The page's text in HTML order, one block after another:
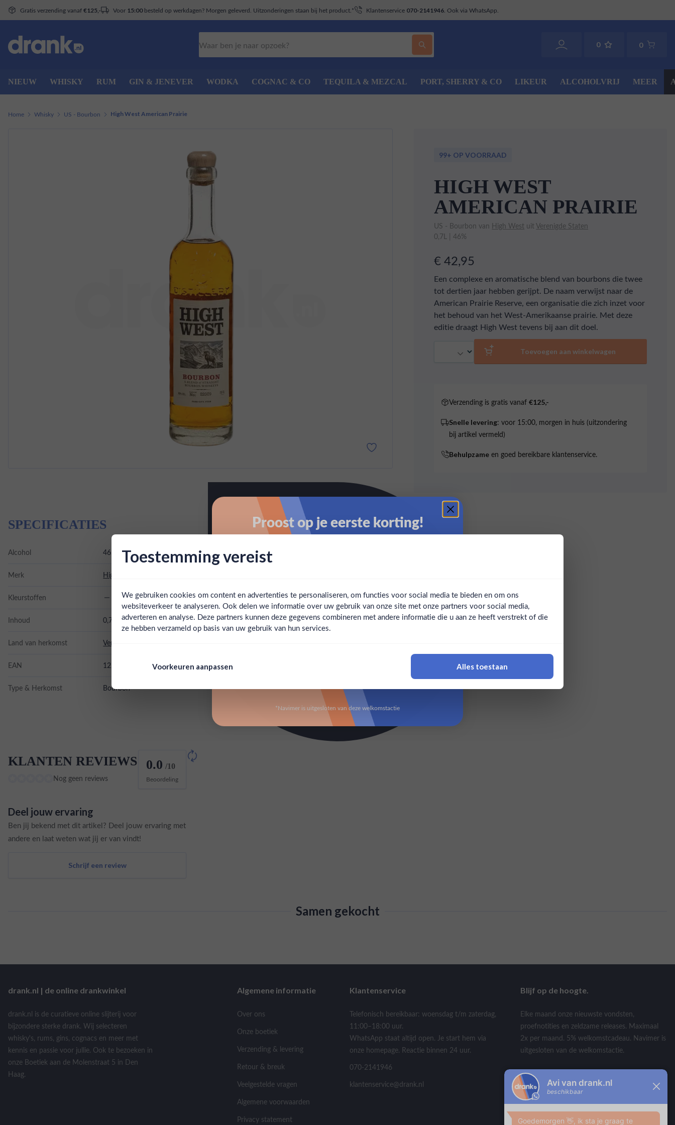
Gratis verzending vanaf €125,- Voor 15:00besteld op werkdagen? Morgen geleverd. Uitzonderingen staan bij het product.* Klantenservice 070-2141946 . Ook via WhatsApp.
0 0
NIEUW WHISKY RUM GIN & JENEVER WODKA COGNAC & CO TEQUILA & MEZCAL PORT, SHERRY & CO LIKEUR ALCOHOLVRIJ MEER
Ben jij 18 jaar of ouder?
Home Whisky US - Bourbon High West American Prairie
99+ OP VOORRAAD
HIGH WEST
AMERICAN PRAIRIE
US - Bourbon van High West uitVerenigde Staten
0,7L | 46%
€ 42,95
Een complexe en aromatische blend van bourbons die twee
tot dertien jaar hebben gerijpt. De naam verwijst naar de
American Prairie Reserve, een organisatie die zich inzet voor
het behoud van het West-Amerikaanse prairie. Met deze
editie draagt High West tevens bij aan dit doel.
Toevoegen aan winkelwagen
Verzending is gratis vanaf€125,-
Snelle levering: voor 15:00, morgen in huis (uitzondering
bij artikel vermeld)
Behulpzame en goed bereikbare klantenservice.
SPECIFICATIES
Alcohol 46.00%
Merk High West
Kleurstoffen
Inhoud 0,7L
Land van herkomst Verenigde Staten
EAN 1220000080676
Type & Herkomst Bourbon
KLANTEN REVIEWS
Nog geen reviews
0.0 /10
Beoordeling
Deel jouw ervaring
Ben jij bekend met dit artikel? Deel jouw ervaring met
andere en laat weten wat jij er van vindt!
Schrijf een review
Samen gekocht
drank.nl | de online drankwinkel
drank.nl is de curatieve online slijterij voor
bijzondere sterke drank. Wij selecteren
whisky's, rums, gins, cognacs en meer met
kennis en passie voor jullie. Ook te bezoeken in
onze Boetiek aan de Molenstraat 5 in Den
Haag.
Algemene informatie
Over ons
Onze boetiek
Verzending & levering
Retour & breuk
Veelgestelde vragen
Algemene voorwaarden
Privacy statement
Klantenservice
Telefonisch bereikbaar: woensdag t/m zaterdag,
11:00–18:00 uur.
WhatsApp staat altijd open. Je start hem via
onze homepage. Reactie binnen 24 uur.
070-2141946
klantenservice@drank.nl
Blijf op de hoogte.
Elke maand onze nieuwste vondsten,
proefnotities en zeldzame releases. Maximaal
2x per maand. 5% welkomstcadeau. Navimer is
uitgesloten van de welkomstactie.
Toestemming vereist
We gebruiken cookies om content en advertenties te personaliseren, om functies voor social media te bieden en om ons
websiteverkeer te analyseren. Ook delen we informatie over uw gebruik van onze site met onze partners voor social media,
adverteren en analyse. Deze partners kunnen deze gegevens combineren met andere informatie die u aan ze heeft verstrekt of die
ze hebben verzameld op basis van uw gebruik van hun services.
Voorkeuren aanpassen Alles toestaan
Proost op je eerste korting!
Claim mijn korting
*Navimer is uitgesloten van deze welkomstactie